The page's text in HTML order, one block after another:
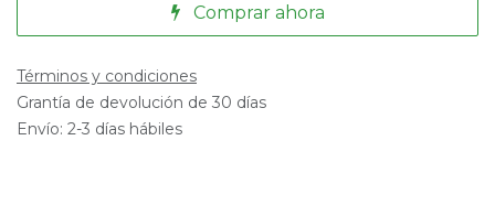
Comprar ahora
Términos y condiciones
Grantía de devolución de 30 días
Envío: 2-3 días hábiles